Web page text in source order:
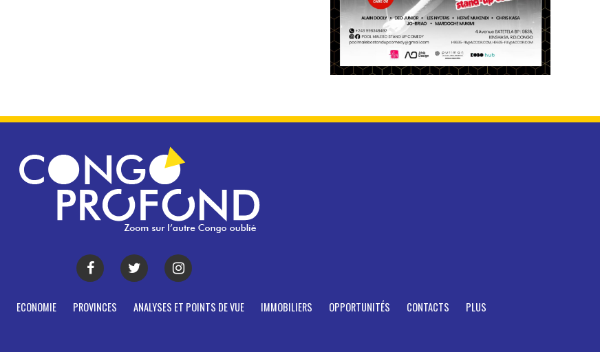
ECONOMIE PROVINCES ANALYSES ET POINTS DE VUE IMMOBILIERS OPPORTUNITÉS CONTACTS PLUS